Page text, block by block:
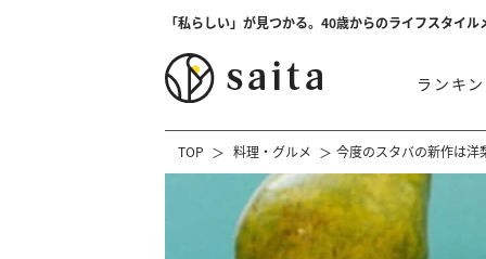
「私らしい」が見つかる。40歳からのライフスタイル
ランキ
TOP 料理・グルメ 今度のスタバの新作は